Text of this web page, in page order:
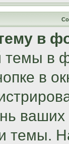
в
темы в
в
ваших
темы.